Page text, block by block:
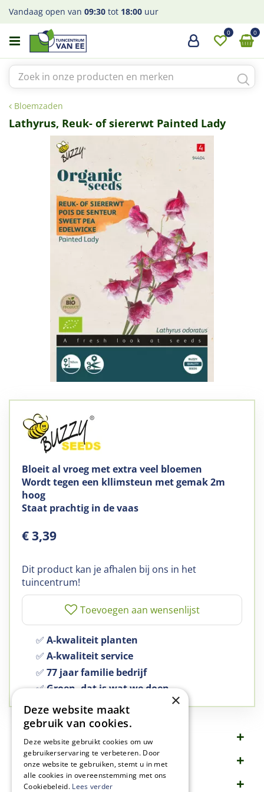
a
Bloemzaden
Vandaag open van 09:30 tot 18:00 uur
Lathyrus, Reuk- of siererwt Painted Lady
Bloeit al vroeg met extra veel bloemen
Wordt tegen een kllimsteun met gemak 2m
hoog
Staat prachtig in de vaas
€3,39
Dit product kan je afhalen bij ons in het
tuincentrum!
✅ A-kwaliteit planten
✅ A-kwaliteit service
✅ 77 jaar familie bedrijf
✅Groen, dat is wat we doen
Omschrijving
Specificaties
Merk
×
Deze website maakt
gebruik van cookies.
Deze website gebruikt cookies om uw
gebruikerservaring te verbeteren. Door
onze website te gebruiken, stemt u in met
alle cookies in overeenstemming met ons
Cookiebeleid. Lees verder